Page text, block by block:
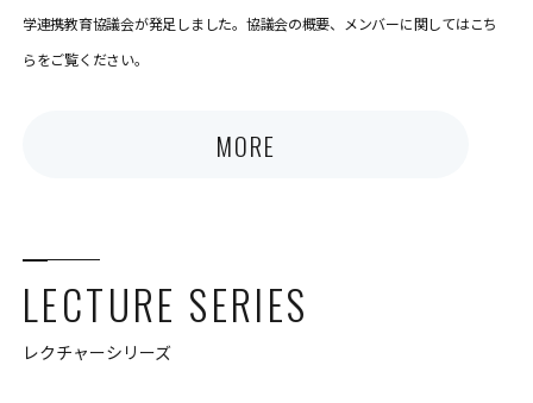
学連携教育協議会が発足しました。協議会の概要、メンバーに関してはこち
らをご覧ください。
MORE
LECTURE SERIES
レクチャーシリーズ